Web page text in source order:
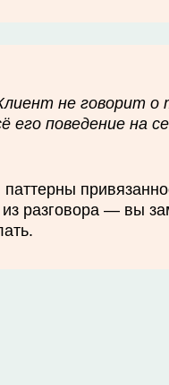
паттерны
разговора — вы
не говорит
его поведение на